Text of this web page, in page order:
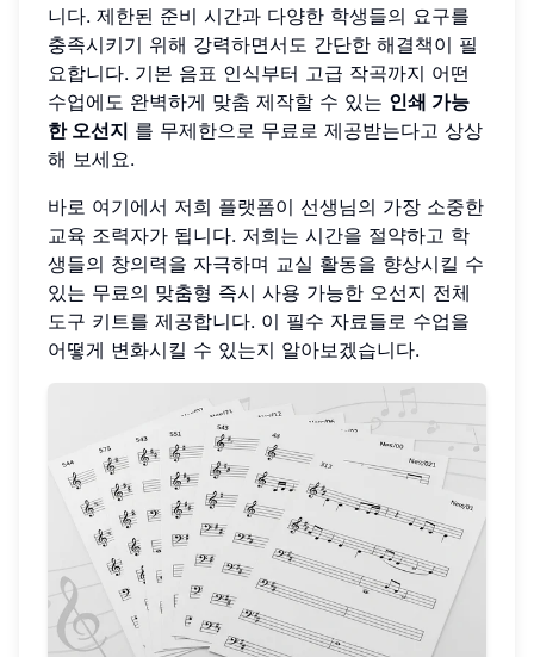
니다. 제한된 준비 시간과 다양한 학생들의 요구를
충족시키기 위해 강력하면서도 간단한 해결책이 필
요합니다. 기본 음표 인식부터 고급 작곡까지 어떤
수업에도 완벽하게 맞춤 제작할 수 있는 인쇄 가능
한 오선지 를 무제한으로 무료로 제공받는다고 상상
해 보세요.
바로 여기에서 저희 플랫폼이 선생님의 가장 소중한
교육 조력자가 됩니다. 저희는 시간을 절약하고 학
생들의 창의력을 자극하며 교실 활동을 향상시킬 수
있는 무료의 맞춤형 즉시 사용 가능한 오선지 전체
도구 키트를 제공합니다. 이 필수 자료들로 수업을
어떻게 변화시킬 수 있는지 알아보겠습니다.